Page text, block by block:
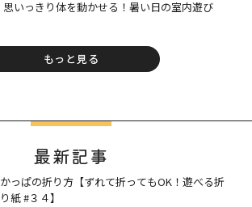
思いっきり体を動かせる！暑い日の室内遊び
もっと見る
最新記事
かっぱの折り方【ずれて折ってもOK！遊べる折
り紙 #３４】